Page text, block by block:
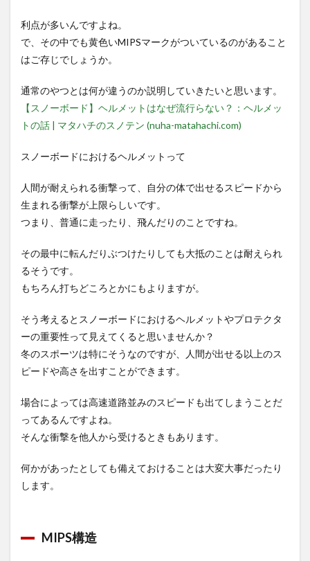
利点が多いんですよね。
で、その中でも黄色いMIPSマークがついているのがあること
はご存じでしょうか。
通常のやつとは何が違うのか説明していきたいと思います。
【スノーボード】ヘルメットはなぜ流行らない？：ヘルメッ
トの話 | マタハチのスノテン (nuha-matahachi.com)
スノーボードにおけるヘルメットって
人間が耐えられる衝撃って、自分の体で出せるスピードから
生まれる衝撃が上限らしいです。
つまり、普通に走ったり、飛んだりのことですね。
その最中に転んだりぶつけたりしても大抵のことは耐えられ
るそうです。
もちろん打ちどころとかにもよりますが。
そう考えるとスノーボードにおけるヘルメットやプロテクタ
ーの重要性って見えてくると思いませんか？
冬のスポーツは特にそうなのですが、人間が出せる以上のス
ピードや高さを出すことができます。
場合によっては高速道路並みのスピードも出てしまうことだ
ってあるんですよね。
そんな衝撃を他人から受けるときもあります。
何かがあったとしても備えておけることは大変大事だったり
します。
MIPS構造